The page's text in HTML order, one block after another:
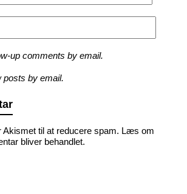
up comments by email.
posts by email.
Akismet til at reducere spam. Læs om
bliver behandlet.